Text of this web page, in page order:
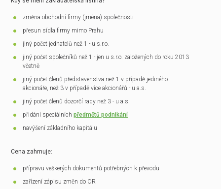
změna obchodní firmy (jména) společnosti
přesun sídla firmy mimo Prahu
jiný počet jednatelů než 1 - u s.r.o.
jiný počet společníků než 1 - jen u s.r.o. založených do roku 2013
včetně
jiný počet členů představenstva než 1 v případě jediného
akcionáře, než 3 v případě více akcionářů - u a.s.
jiný počet členů dozorčí rady než 3 - u a.s.
přidání speciálníchpředmětů podnikání
navýšení základního kapitálu
Cena zahrnuje:
přípravu veškerých dokumentů potřebných k převodu
zařízení zápisu změn do OR